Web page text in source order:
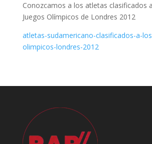
Conozcamos a los atletas clasificados
Juegos Olímpicos de Londres 2012
atletas-sudamericano-clasificados-a-
olimpicos-londres-2012